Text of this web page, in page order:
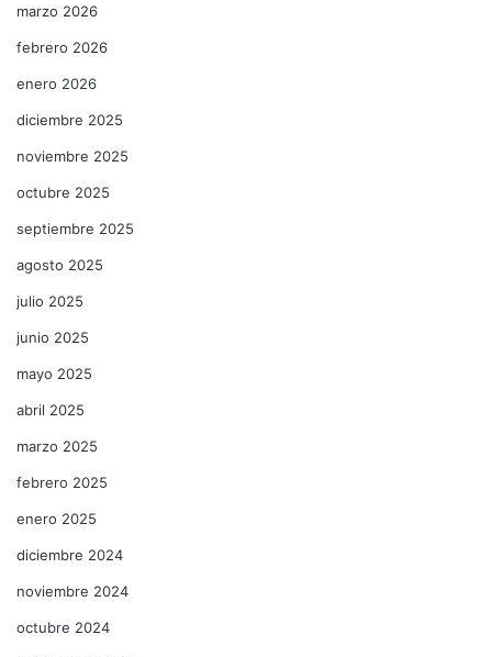
marzo 2026
febrero 2026
enero 2026
diciembre 2025
noviembre 2025
octubre 2025
septiembre 2025
agosto 2025
julio 2025
junio 2025
mayo 2025
abril 2025
marzo 2025
febrero 2025
enero 2025
diciembre 2024
noviembre 2024
octubre 2024